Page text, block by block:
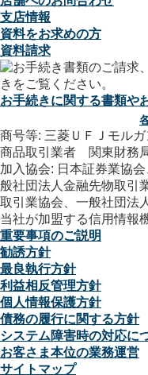
支店情報
資料をお求めの方
資料請求
お手続きに関する書類や
商号等: 三菱ＵＦＪモル
商品取引業者 関東財務
加入協会: 日本証券業協
般社団法人金融先物取引
取引業協会、一般社団法
当社が加盟する信用情報
重要事項のご説明
勧誘方針
最良執行方針
利益相反管理方針
個人情報保護方針
債務の履行に関する方針
システム障害時の対応に
お客さま本位の業務運営
サイトマップ